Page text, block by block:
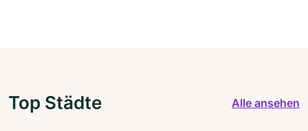
Top Städte Alle ansehen